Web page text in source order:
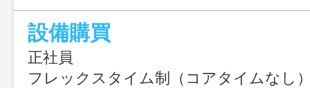
学んだ知識を活かしてみませんか？
設備購買
正社員
フレックスタイム制（コアタイムなし） 基本就業